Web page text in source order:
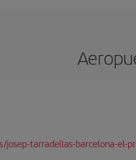
josep-tarradellas-barcelona-el-